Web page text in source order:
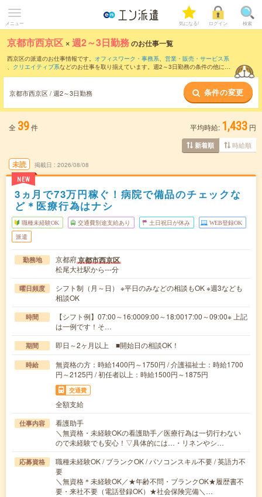
メニュー 気になる! ログイン 検索
京都市西京区 ×週2～3日勤務のお仕事一覧
西京区の派遣のお仕事情報です。 オフィスワーク・事務系、 営業・販売・サービス系
、 クリエイティブ系などのお仕事を取り揃えています。週2～3日勤務の条件の他に、
京都市西京区 / 週2～3日勤務 条件の変更
全 39件 平均時給: 1,433 円
新着順 時給順
未読
NEW
掲載日 2026/08/08
3ヵ月で73万円稼ぐ！病院で備品のチェックな
ど＊医療行為はナシ
職種未経験OK 交通費別途支給あり 土日祝日が休み WEB登録OK
派遣
勤務地 京都府京都市西京区
松尾大社駅から---分
曜日頻度
シフト制（月～日） ※平日のみなどの相談もOK ※週3なども
相談OK
時間
【シフト例】07:00～16:0009:00～18:0017:00～09:00※ 上記
は一例です！そ…
期間 即日～2ヶ月以上 ■開始日の相談OK！
時給
無資格の方：時給1400円～1750円 / 介護福祉士：時給1700
円～2125円 / 初任者以上：時給1500円～1875円
交通費
全額支給
仕事内容
看護助手
＼無資格・未経験OKの看護助手／医療行為は一切行わない
ので未経験でも安心！▽具体的には…・リネンやシ…
応募資格
職種未経験OK / ブランクOK / パソコンスキル不要 / 英語力不
要
＼無資格＊未経験OK／★年齢不問・ブランクOK★履歴書不
要・来社不要（電話登録OK）★社会保険完備＼…